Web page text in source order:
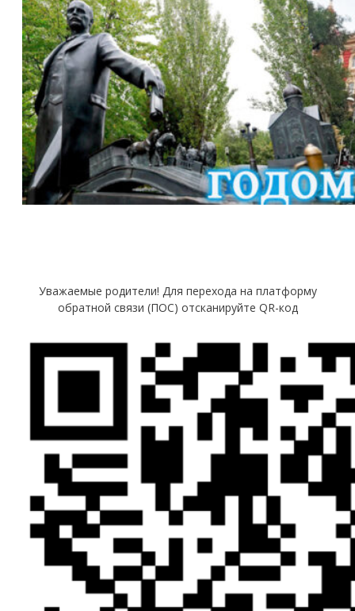
Уважаемые родители! Для перехода на платформу
обратной связи (ПОС) отсканируйте QR-код